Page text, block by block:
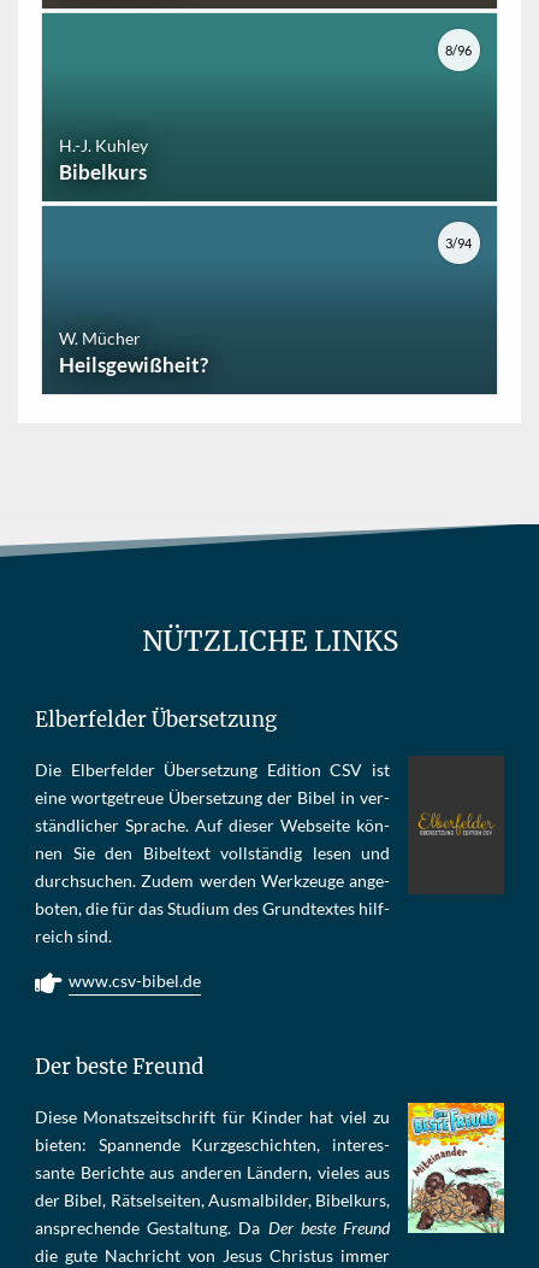
H.-J. Kuhley
Bibelkurs
8/96
W. Mücher
Heilsgewißheit?
3/94
NÜTZLICHE LINKS
Elberfelder Übersetzung
Die Elber­fel­der Über­set­zung Edi­tion CSV ist
eine wort­ge­treue Über­set­zung der Bi­bel in ver­
ständ­li­cher Spra­che. Auf die­ser Web­sei­te kön­
nen Sie den Bi­bel­text voll­stän­dig le­sen und
durch­su­chen. Zu­dem wer­den Werk­zeu­ge an­ge­
bo­ten, die für das Stu­di­um des Grund­tex­tes hilf­
reich sind.
www.csv-bibel.de
Der beste Freund
Die­se Mo­nats­zeit­schrift für Kin­der hat viel zu
bie­ten: Span­nen­de Kurz­ge­schich­ten, in­te­res­
san­te Be­rich­te aus an­de­ren Län­dern, vie­les aus
der Bi­bel, Rät­sel­sei­ten, Aus­mal­bil­der, Bi­bel­kurs,
an­sprech­ende Ge­stal­tung. Da Der beste Freund
die gu­te Nach­richt von Je­sus Chris­tus im­mer